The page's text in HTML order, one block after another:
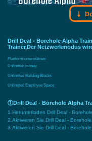
Drill Deal - Borehole Alpha
Trainer,Der Netzwerkmodus
Plattform unterstützen:
Unlimited money
Unlimited Building Blocks
Unlimited Employee Space
①Drill Deal - Borehole Alpha
1.Herunterladen Drill Deal -
2.Aktivieren Sie Drill Deal -
3.Aktivieren Sie Drill Deal -